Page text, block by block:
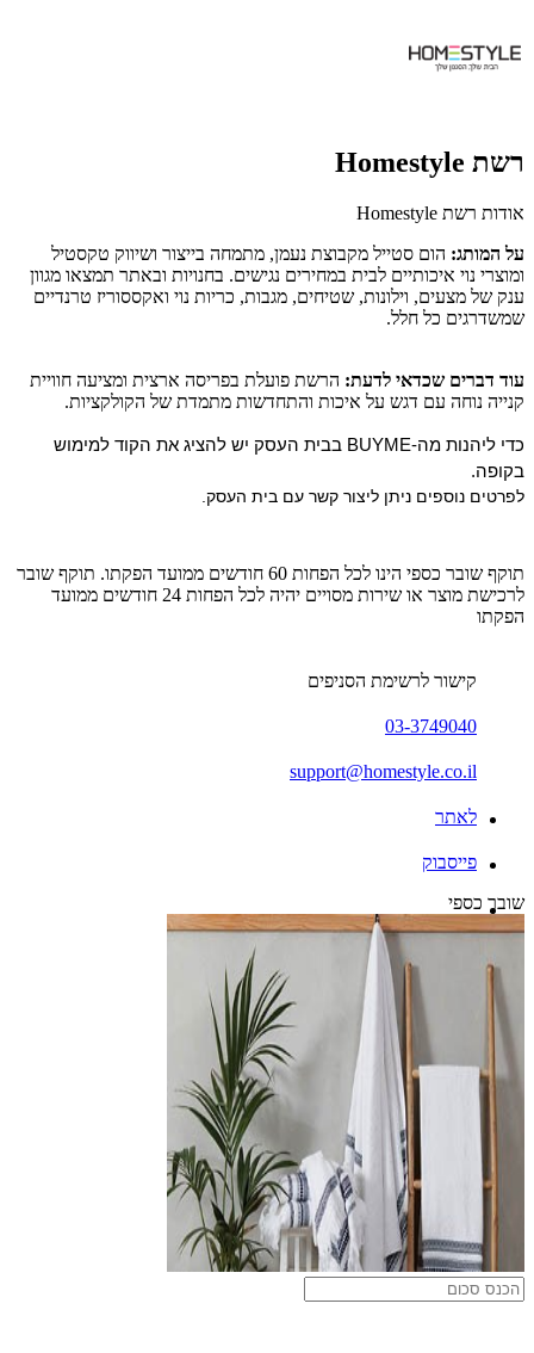
רשת Homestyle
אודות רשת Homestyle
על המותג: הום סטייל מקבוצת נעמן, מתמחה בייצור ושיווק טקסטיל
ומוצרי נוי איכותיים לבית במחירים נגישים. בחנויות ובאתר תמצאו מגוון
ענק של מצעים, וילונות, שטיחים, מגבות, כריות נוי ואקססוריז טרנדיים
שמשדרגים כל חלל.
עוד דברים שכדאי לדעת: הרשת פועלת בפריסה ארצית ומציעה חוויית
קנייה נוחה עם דגש על איכות והתחדשות מתמדת של הקולקציות.
כדי ליהנות מה-BUYME בבית העסק יש להציג את הקוד למימוש
בקופה.
לפרטים נוספים ניתן ליצור קשר עם בית העסק.
תוקף שובר כספי הינו לכל הפחות 60 חודשים ממועד הפקתו. תוקף שובר
לרכישת מוצר או שירות מסויים יהיה לכל הפחות 24 חודשים ממועד
הפקתו
קישור לרשימת הסניפים
03-3749040
support@homestyle.co.il
לאתר
פייסבוק
שובר כספי